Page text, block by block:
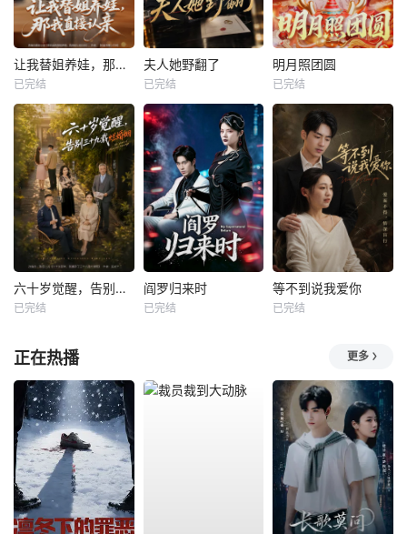
让我替姐养娃，那我直接认亲
已完结
夫人她野翻了
已完结
明月照团圆
已完结
六十岁觉醒，告别三十九载烂婚姻
已完结
阎罗归来时
已完结
等不到说我爱你
已完结
正在热播 更多